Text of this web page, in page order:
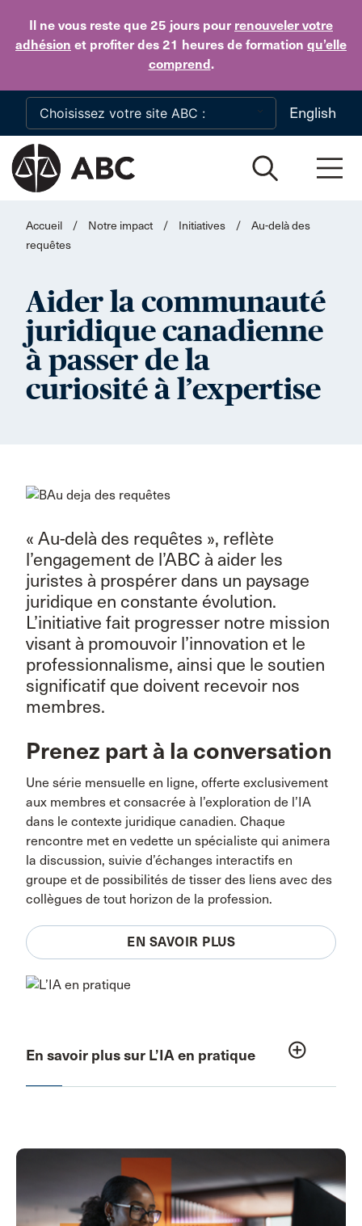
Il ne vous reste que 25 jours pour renouveler votre
adhésion et profiter des 21 heures de formation qu’elle
comprend.
Skip to main content
English
Accueil / Notre impact / Initiatives /
Au-delà des
requêtes
Aider la communauté
juridique canadienne
à passer de la
curiosité à l’expertise
« Au-delà des requêtes », reflète
l’engagement de l’ABC à aider les
juristes à prospérer dans un paysage
juridique en constante évolution.
L’initiative fait progresser notre mission
visant à promouvoir l’innovation et le
professionnalisme, ainsi que le soutien
significatif que doivent recevoir nos
membres.
Prenez part à la conversation
Une série mensuelle en ligne, offerte exclusivement
aux membres et consacrée à l’exploration de l’IA
dans le contexte juridique canadien. Chaque
rencontre met en vedette un spécialiste qui animera
la discussion, suivie d’échanges interactifs en
groupe et de possibilités de tisser des liens avec des
collègues de tout horizon de la profession.
EN SAVOIR PLUS
En savoir plus sur L’IA en pratique add_circle_outline